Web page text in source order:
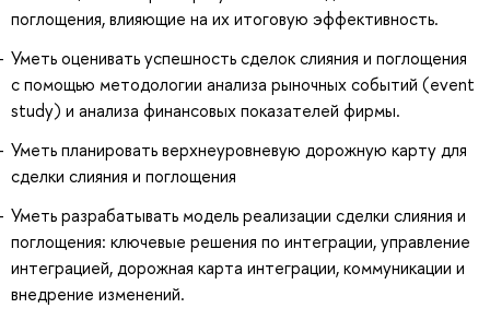
поглощения, влияющие на их итоговую эффективность.
Уметь оценивать успешность сделок слияния и поглощения
с помощью методологии анализа рыночных событий (event
study) и анализа финансовых показателей фирмы.
Уметь планировать верхнеуровневую дорожную карту для
сделки слияния и поглощения
Уметь разрабатывать модель реализации сделки слияния и
поглощения: ключевые решения по интеграции, управление
интеграцией, дорожная карта интеграции, коммуникации и
внедрение изменений.